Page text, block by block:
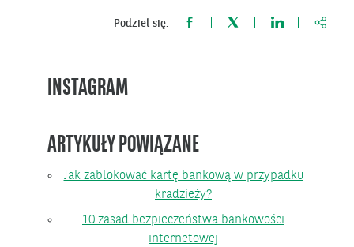
Podziel się:
INSTAGRAM
ARTYKUŁY POWIĄZANE
Jak zablokować kartę bankową w przypadku
kradzieży?
10 zasad bezpieczeństwa bankowości
internetowej